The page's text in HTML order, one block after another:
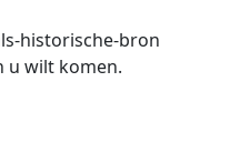
historische-bron
u wilt komen.